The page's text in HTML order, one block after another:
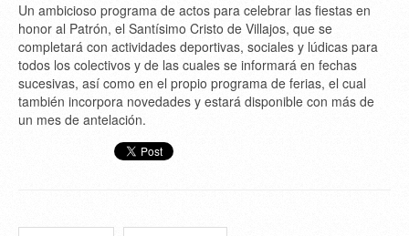
Un ambicioso programa de actos para celebrar las fiestas en
honor al Patrón, el Santísimo Cristo de Villajos, que se
completará con actividades deportivas, sociales y lúdicas para
todos los colectivos y de las cuales se informará en fechas
sucesivas, así como en el propio programa de ferias, el cual
también incorpora novedades y estará disponible con más de
un mes de antelación.